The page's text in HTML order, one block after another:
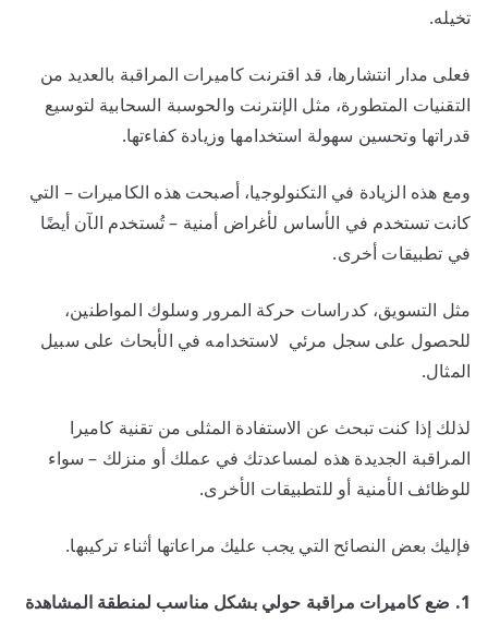
تخيله.
فعلى مدار انتشارها، قد اقترنت كاميرات المراقبة بالعديد من
التقنيات المتطورة، مثل الإنترنت والحوسبة السحابية لتوسيع
قدراتها وتحسين سهولة استخدامها وزيادة كفاءتها.
ومع هذه الزيادة في التكنولوجيا، أصبحت هذه الكاميرات – التي
كانت تستخدم في الأساس لأغراض أمنية – تُستخدم الآن أيضًا
في تطبيقات أخرى.
مثل التسويق، كدراسات حركة المرور وسلوك المواطنين،
للحصول على سجل مرئي لاستخدامه في الأبحاث على سبيل
المثال.
لذلك إذا كنت تبحث عن الاستفادة المثلى من تقنية كاميرا
المراقبة الجديدة هذه لمساعدتك في عملك أو منزلك – سواء
للوظائف الأمنية أو للتطبيقات الأخرى.
فإليك بعض النصائح التي يجب عليك مراعاتها أثناء تركيبها.
1. ضع كاميرات مراقبة حولي بشكل مناسب لمنطقة المشاهدة